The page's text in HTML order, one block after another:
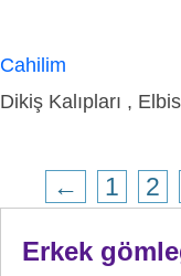
Cahilim
Dikiş Kalıpları ,
← 1 2
Erkek